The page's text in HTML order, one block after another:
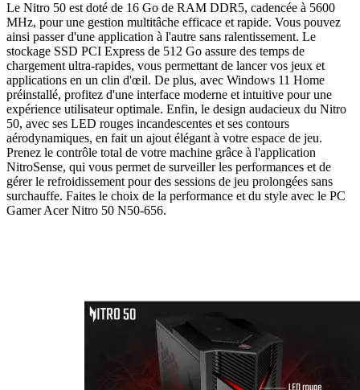
Le Nitro 50 est doté de 16 Go de RAM DDR5, cadencée à 5600
MHz, pour une gestion multitâche efficace et rapide. Vous pouvez
ainsi passer d'une application à l'autre sans ralentissement. Le
stockage SSD PCI Express de 512 Go assure des temps de
chargement ultra-rapides, vous permettant de lancer vos jeux et
applications en un clin d'œil. De plus, avec Windows 11 Home
préinstallé, profitez d'une interface moderne et intuitive pour une
expérience utilisateur optimale. Enfin, le design audacieux du Nitro
50, avec ses LED rouges incandescentes et ses contours
aérodynamiques, en fait un ajout élégant à votre espace de jeu.
Prenez le contrôle total de votre machine grâce à l'application
NitroSense, qui vous permet de surveiller les performances et de
gérer le refroidissement pour des sessions de jeu prolongées sans
surchauffe. Faites le choix de la performance et du style avec le PC
Gamer Acer Nitro 50 N50-656.